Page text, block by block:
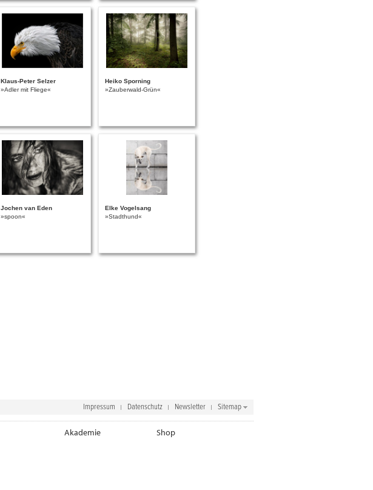
Klaus-Peter Selzer
»Adler mit Fliege«
Heiko Sporning
»Zauberwald-Grün«
Jochen van Eden
»spoon«
Elke Vogelsang
»Stadthund«
Impressum Datenschutz Newsletter Sitemap
Akademie Shop